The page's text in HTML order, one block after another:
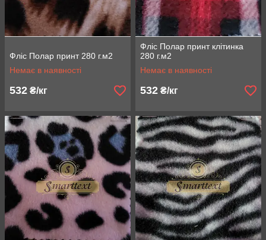
Фліс Полар принт 280 г.м2
Немає в наявності
532 ₴/кг
Фліс Полар принт клітинка
280 г.м2
Немає в наявності
532 ₴/кг